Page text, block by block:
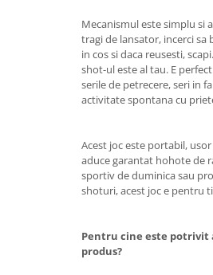
Mecanismul este simplu si
tragi de lansator, incerci sa
in cos si daca reusesti,
shot-ul este al tau. E
serile de petrecere, seri in
activitate spontana cu
Acest joc este portabil,
aduce garantat hohote de
sportiv de duminica sau
shoturi, acest joc e pentru
Pentru cine este potrivit
produs?